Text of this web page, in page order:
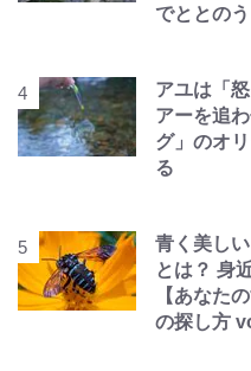
でととのう
アユは「
アーを追
グ」のオ
る
青く美し
とは？ 身
【あなた
の探し方